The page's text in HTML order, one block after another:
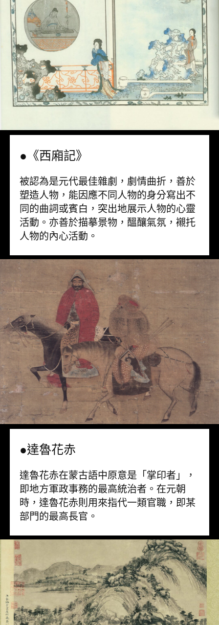
●《西廂記》
被認為是元代最佳雜劇，劇情曲折，善於
塑造人物，能因應不同人物的身分寫出不
同的曲詞或賓白，突出地展示人物的心靈
活動。亦善於描摹景物，醞釀氣氛，襯托
人物的內心活動。
●達魯花赤
達魯花赤在蒙古語中原意是「掌印者」，
即地方軍政事務的最高統治者。在元朝
時，達魯花赤則用來指代一類官職，即某
部門的最高長官。